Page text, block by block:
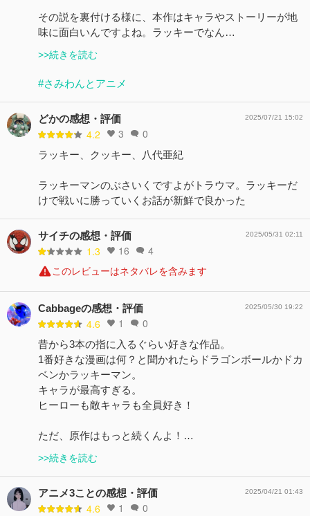
その説を裏付ける様に、本作はキャラやストーリーが地
味に面白いんですよね。ラッキーでなん…
>>続きを読む
#さみわんとアニメ
どかの感想・評価
4.2 3 0
2025/07/21 15:02
ラッキー、クッキー、八代亜紀
ラッキーマンのぶさいくですよがトラウマ。ラッキーだ
けで戦いに勝っていくお話が新鮮で良かった
サイチの感想・評価
1.3 16 4
2025/05/31 02:11
このレビューはネタバレを含みます
Cabbageの感想・評価
4.6 1 0
2025/05/30 19:22
昔から3本の指に入るぐらい好きな作品。
1番好きな漫画は何？と聞かれたらドラゴンボールかドカ
ベンかラッキーマン。
キャラが最高すぎる。
ヒーローも敵キャラも全員好き！
ただ、原作はもっと続くんよ！…
>>続きを読む
アニメ3ことの感想・評価
4.6 1 0
2025/04/21 01:43